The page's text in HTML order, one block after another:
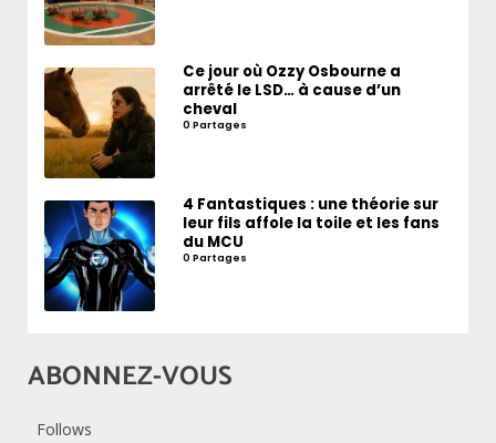
Ce jour où Ozzy Osbourne a
arrêté le LSD… à cause d’un
cheval
0 Partages
4 Fantastiques : une théorie sur
leur fils affole la toile et les fans
du MCU
0 Partages
ABONNEZ-VOUS
Follows